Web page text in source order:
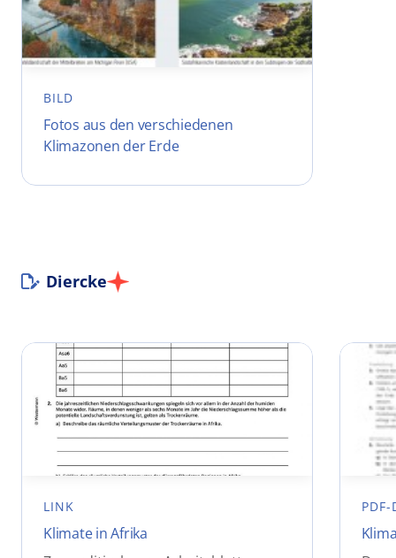
BILD
Fotos aus den verschiedenen
Klimazonen der Erde
Diercke
LINK
Klimate in Afrika
PDF-